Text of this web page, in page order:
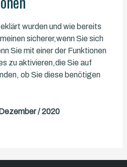
wurden und wie bereits
sicherer,wenn Sie sich
Sie mit einer der Funktionen
zu aktivieren,die Sie auf
ob Sie diese benötigen
Dezember / 2020